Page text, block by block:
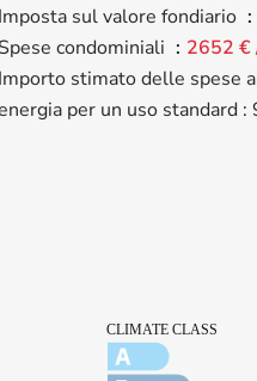
sul valore fondiario
condominiali
2652 €
stimato delle spese
per un uso standard